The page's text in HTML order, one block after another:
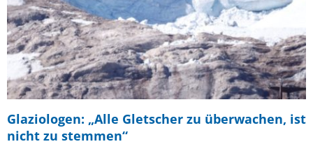
Glaziologen: „Alle Gletscher zu überwachen, ist
nicht zu stemmen“